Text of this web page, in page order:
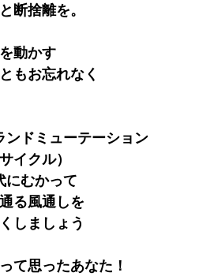
断捨離を。
動かす
もお忘れなく
ンドミューテーション
イクル）
にむかって
る風通しを
しましょう
て思ったあなた！